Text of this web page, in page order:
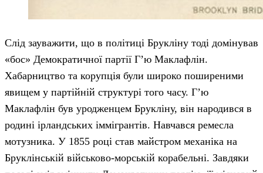
Слід зауважити, що в політиці Брукліну тоді домінував
«бос» Демократичної партії Г’ю Маклафлін.
Хабарництво та корупція були широко поширеними
явищем у партійній структурі того часу. Г’ю
Маклафлін був уродженцем Брукліну, він народився в
родині ірландських іммігрантів. Навчався ремесла
мотузника. У 1855 році став майстром механіка на
Бруклінській військово-морській корабельні. Завдяки